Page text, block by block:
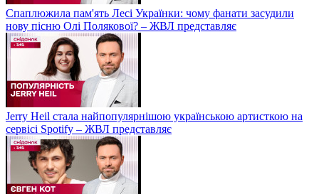
Спаплюжила пам'ять Лесі Українки: чому фанати засудили
нову пісню Олі Полякової? – ЖВЛ представляє
Jerry Heil стала найпопулярнішою українською артисткою на
сервісі Spotify – ЖВЛ представляє